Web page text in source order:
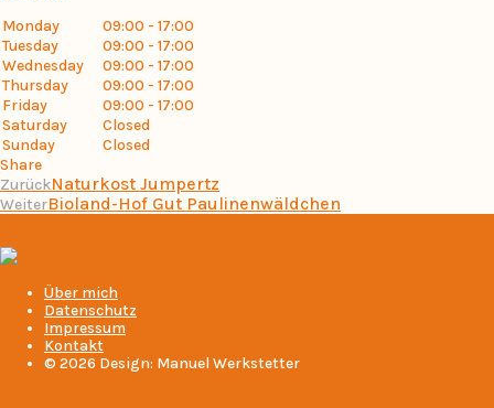
Monday
09:00 - 17:00
Tuesday
09:00 - 17:00
Wednesday
09:00 - 17:00
Thursday
09:00 - 17:00
Friday
09:00 - 17:00
Saturday
Closed
Sunday
Closed
Share
ZurückNaturkost Jumpertz
WeiterBioland-Hof Gut Paulinenwäldchen
Über mich
Datenschutz
Impressum
Kontakt
© 2026 Design: Manuel Werkstetter